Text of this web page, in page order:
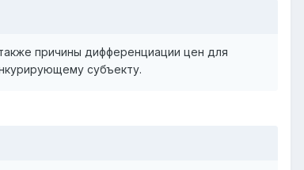
причины дифференциации цен для
субъекту.